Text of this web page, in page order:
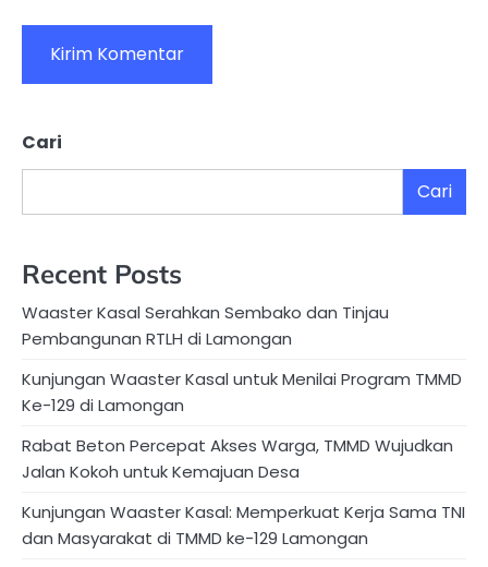
Cari
Cari
Recent Posts
Waaster Kasal Serahkan Sembako dan Tinjau
Pembangunan RTLH di Lamongan
Kunjungan Waaster Kasal untuk Menilai Program TMMD
Ke-129 di Lamongan
Rabat Beton Percepat Akses Warga, TMMD Wujudkan
Jalan Kokoh untuk Kemajuan Desa
Kunjungan Waaster Kasal: Memperkuat Kerja Sama TNI
dan Masyarakat di TMMD ke-129 Lamongan